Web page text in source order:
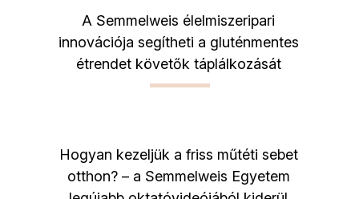
A Semmelweis élelmiszeripari
innovációja segítheti a gluténmentes
étrendet követők táplálkozását
Hogyan kezeljük a friss műtéti sebet
otthon? – a Semmelweis Egyetem